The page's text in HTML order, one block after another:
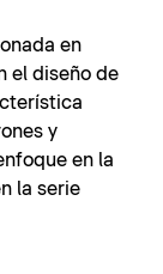
en
el diseño de
y
en la
la serie